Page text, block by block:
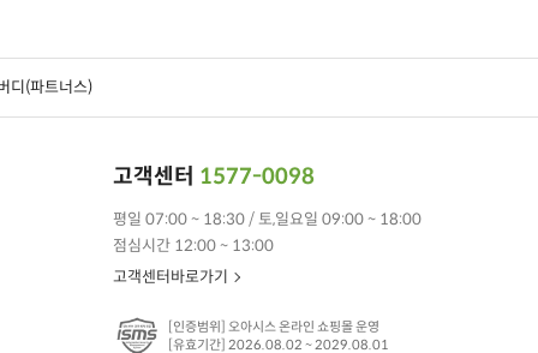
디(파트너스)
고객센터 1577-0098
평일 07:00 ~ 18:30 / 토,일요일 09:00 ~ 18:00
점심시간 12:00 ~ 13:00
고객센터바로가기
[인증범위] 오아시스 온라인 쇼핑몰 운영
[유효기간] 2026.08.02 ~ 2029.08.01